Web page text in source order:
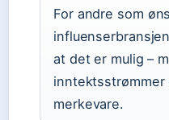
For andre som
at det er mulig –
merkevare.